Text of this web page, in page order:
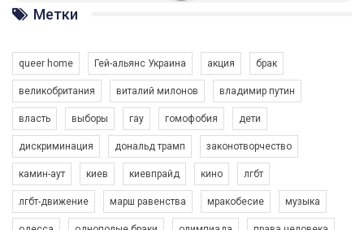
ГАУ є в 16 областях України.
Разом наш голос лунає гучніше!
Зупинимо насильство проти ЛГБТ в Україні! Stop violence against LGBT in Ukraine!
Метки
queer home Гей-альянс Украина акция брак
великобритания виталий милонов владимир путин
власть выборы гау гомофобия дети
дискриминация дональд трамп законотворчество
камин-аут киев киевпрайд кино лгбт
лгбт-движение марш равенства мракобесие музыка